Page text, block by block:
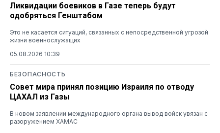
Ликвидации боевиков в Газе теперь будут
одобряться Генштабом
Это не касается ситуаций, связанных с непосредственной угрозой
жизни военнослужащих
05.08.2026 10:39
БЕЗОПАСНОСТЬ
Совет мира принял позицию Израиля по отводу
ЦАХАЛ из Газы
В новом заявлении международного органа вывод войск увязан с
разоружением ХАМАС